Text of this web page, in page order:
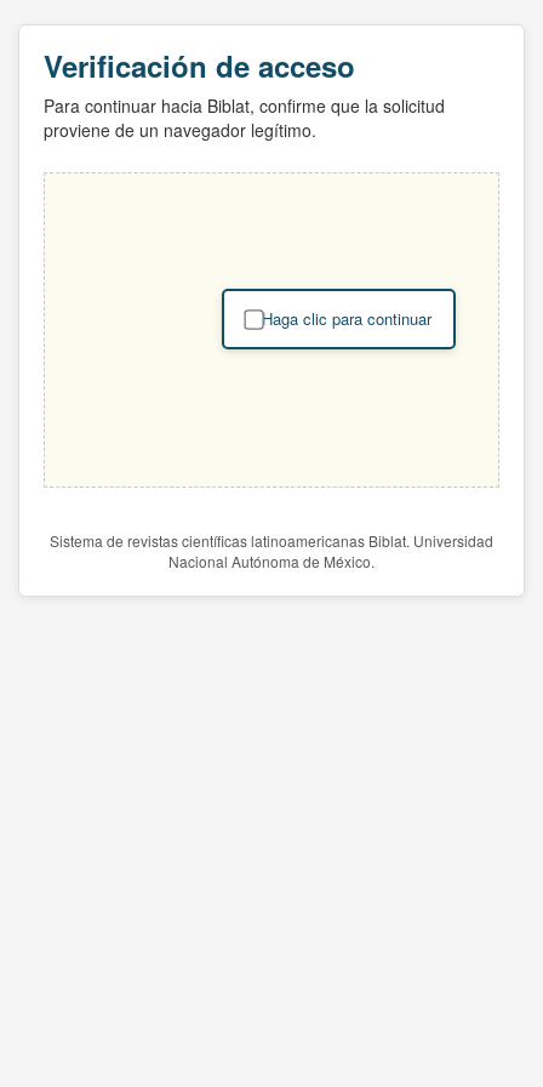
Verificación de acceso
Para continuar hacia Biblat, confirme que la solicitud
proviene de un navegador legítimo.
Haga clic para continuar
Sistema de revistas científicas latinoamericanas Biblat. Universidad
Nacional Autónoma de México.